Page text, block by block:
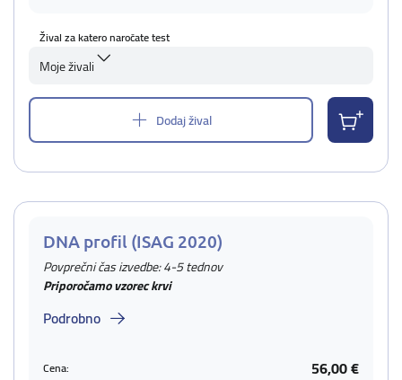
Žival za katero naročate test
Moje živali
Dodaj žival
DNA profil (ISAG 2020)
Povprečni čas izvedbe: 4-5 tednov
Priporočamo vzorec krvi
Podrobno
Cena: 56,00 €